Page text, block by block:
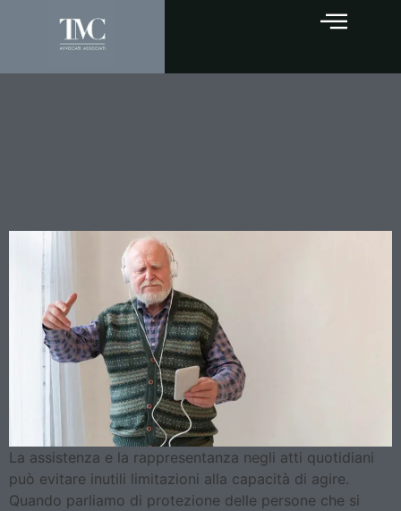
La assistenza e la rappresentanza negli atti quotidiani
può evitare inutili limitazioni alla capacità di agire.
Quando parliamo di protezione delle persone che si